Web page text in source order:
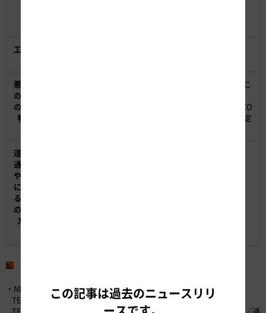
工事内
悪天候
の場合
の実施
判断
悪天候の場合の実施判断は、実施当日の17時までにおこ
中止・延期の場合がありますので、お出かけ前にNEXCO
中日本公式WEBサイト＜工事規制予定＞の工事規制予定
道路交
通情報
や工事
に関す
る情報
の確認
方法
・NEXCO中日本お客さまセンター （24時間365日対応）
TEL：0120-922-229 （フリーダイヤル）
この記事は過去のニュースリリ